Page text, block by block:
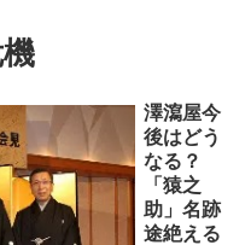
サージがいいですね～！
セ・リーグ出塁回数ラン
ング 直近3週間｜2026年
3まで
【地獄のような聴聞会】
澤瀉屋今
後はどう
なる？
「猿之
助」名跡
途絶える